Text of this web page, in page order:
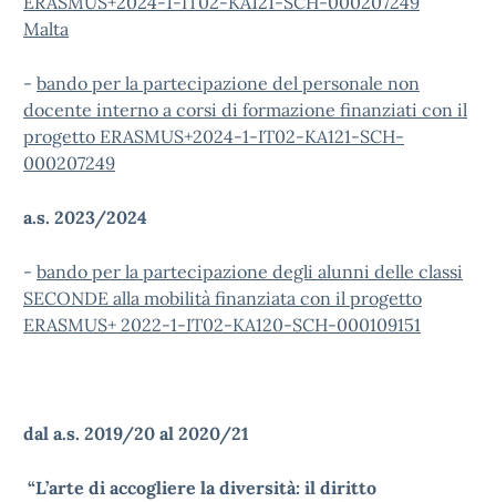
Malta
- bando per la partecipazione del personale non
docente interno a corsi di formazione finanziati con il
progetto ERASMUS+2024-1-IT02-KA121-SCH-
000207249
a.s. 2023/2024
- bando per la partecipazione degli alunni delle classi
SECONDE alla mobilità finanziata con il progetto
ERASMUS+ 2022-1-IT02-KA120-SCH-000109151
dal a.s. 2019/20 al 2020/21
“L’arte di accogliere la diversità: il diritto